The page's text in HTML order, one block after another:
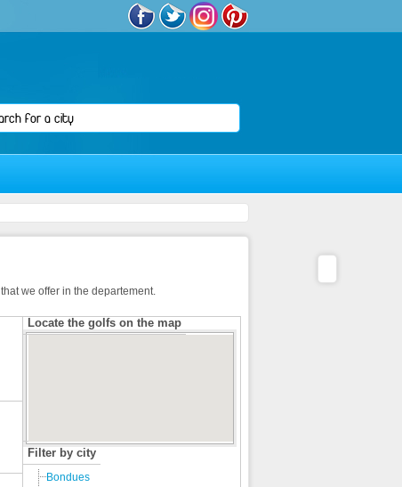
that we offer in the departement.
Locate the golfs on the map
Filter by city
Bondues